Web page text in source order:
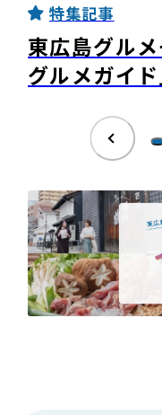
特集記事
東広島グル
グルメガイ